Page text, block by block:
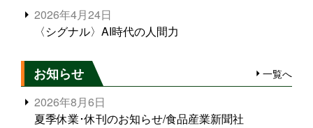
2026年4月24日
〈シグナル〉AI時代の人間力
お知らせ 一覧へ
2026年8月6日
夏季休業･休刊のお知らせ/食品産業新聞社